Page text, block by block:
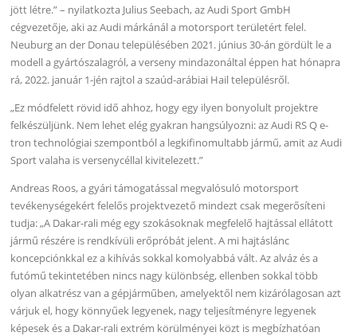
jött létre.” – nyilatkozta Julius Seebach, az Audi Sport GmbH
cégvezetője, aki az Audi márkánál a motorsport területért felel.
Neuburg an der Donau településében 2021. június 30-án gördült le a
modell a gyártószalagról, a verseny mindazonáltal éppen hat hónapra
rá, 2022. január 1-jén rajtol a szaúd-arábiai Hail településről.
„Ez módfelett rövid idő ahhoz, hogy egy ilyen bonyolult projektre
felkészüljünk. Nem lehet elég gyakran hangsúlyozni: az Audi RS Q e-
tron technológiai szempontból a legkifinomultabb jármű, amit az Audi
Sport valaha is versenycéllal kivitelezett.”
Andreas Roos, a gyári támogatással megvalósuló motorsport
tevékenységekért felelős projektvezető mindezt csak megerősíteni
tudja: „A Dakar-rali még egy szokásoknak megfelelő hajtással ellátott
jármű részére is rendkívüli erőpróbát jelent. A mi hajtáslánc
koncepciónkkal ez a kihívás sokkal komolyabbá vált. Az alváz és a
futómű tekintetében nincs nagy különbség, ellenben sokkal több
olyan alkatrész van a gépjárműben, amelyektől nem kizárólagosan azt
várjuk el, hogy könnyűek legyenek, nagy teljesítményre legyenek
képesek és a Dakar-rali extrém körülményei közt is megbízhatóan